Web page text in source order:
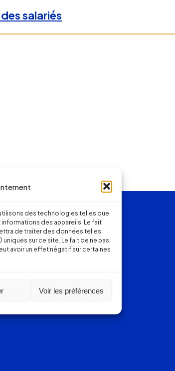
des technologies telles que
des appareils. Le fait
de traiter des données telles
sur ce site. Le fait de ne pas
avoir un effet négatif sur certaines
Voir les préférences
salariés